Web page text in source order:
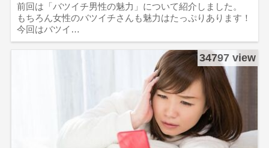
前回は「バツイチ男性の魅力」について紹介しました。
もちろん女性のバツイチさんも魅力はたっぷりあります！
今回はバツイ…
34797 view